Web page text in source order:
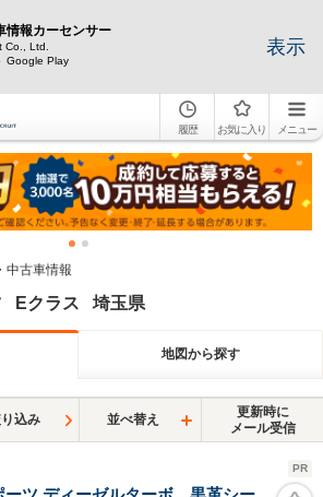
情報カーセンサー
Co., Ltd.
Google Play
表示
履歴 お気に入り メニュー
中古車情報
Eクラス 埼玉県
地図から探す
込み 並べ替え
更新時に
メール受信
PR